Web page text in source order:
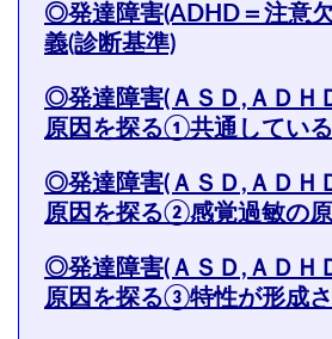
◎発達障害(ADHD＝注意
義(診断基準)
◎発達障害(ＡＳＤ,ＡＤＨ
原因を探る①共通してい
◎発達障害(ＡＳＤ,ＡＤＨ
原因を探る②感覚過敏の
◎発達障害(ＡＳＤ,ＡＤＨ
原因を探る③特性が形成